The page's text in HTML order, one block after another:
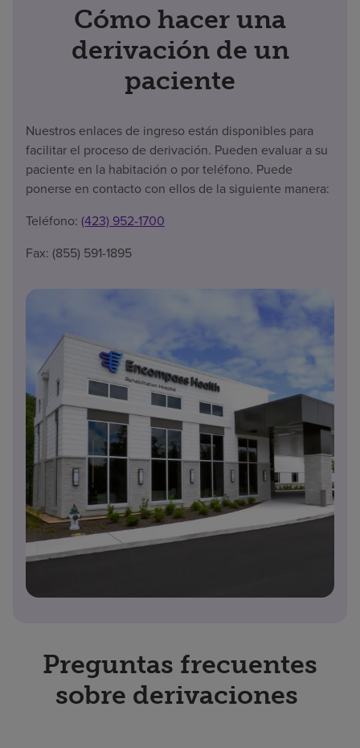
Cómo hacer una
derivación de un
paciente
Nuestros enlaces de ingreso están disponibles para
facilitar el proceso de derivación. Pueden evaluar a su
paciente en la habitación o por teléfono. Puede
ponerse en contacto con ellos de la siguiente manera:
Teléfono: (423) 952-1700
Fax: (855) 591-1895
Preguntas frecuentes
sobre derivaciones